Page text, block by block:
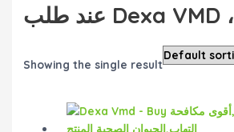
عند طلب Dexa VMD ،
Showing the single result